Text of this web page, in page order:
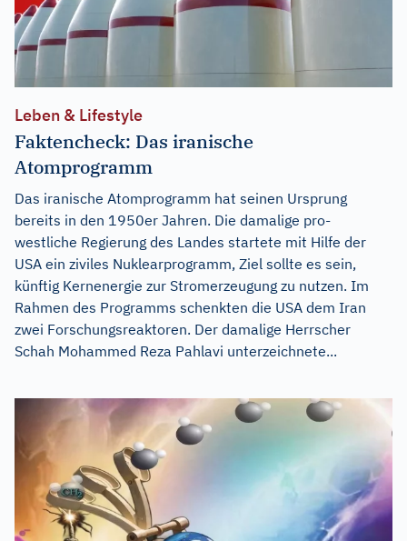
Leben & Lifestyle
Faktencheck: Das iranische
Atomprogramm
Das iranische Atomprogramm hat seinen Ursprung
bereits in den 1950er Jahren. Die damalige pro-
westliche Regierung des Landes startete mit Hilfe der
USA ein ziviles Nuklearprogramm, Ziel sollte es sein,
künftig Kernenergie zur Stromerzeugung zu nutzen. Im
Rahmen des Programms schenkten die USA dem Iran
zwei Forschungsreaktoren. Der damalige Herrscher
Schah Mohammed Reza Pahlavi unterzeichnete...